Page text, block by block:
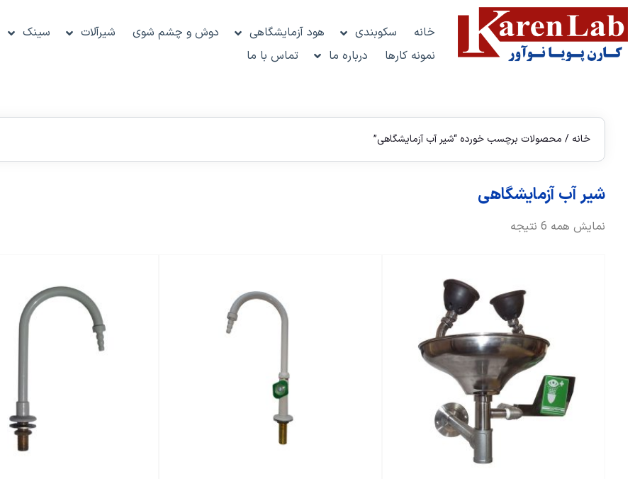
خانه سکوبندی هود آزمایشگاهی دوش و چشم شوی شیرآلات سینک
نمونه کارها
درباره ما تماس با ما
خانه / محصولات برچسب خورده “شیر آب آزمایشگاهی”
شیر آب آزمایشگاهی
نمایش همه 6 نتیجه